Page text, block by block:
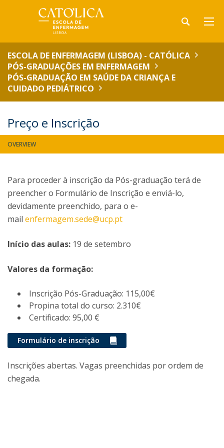
ESCOLA DE ENFERMAGEM (LISBOA) - CATÓLICA
PÓS-GRADUAÇÕES EM ENFERMAGEM
PÓS-GRADUAÇÃO EM SAÚDE DA CRIANÇA E
CUIDADO PEDIÁTRICO
Preço e Inscrição
OVERVIEW
Para proceder à inscrição da Pós-graduação terá de
preencher o Formulário de Inscrição e enviá-lo,
devidamente preenchido, para o e-
mail enfermagem.sede@ucp.pt
Início das aulas: 19 de setembro
Valores da formação:
Inscrição Pós-Graduação: 115,00€
Propina total do curso: 2.310€
Certificado: 95,00 €
Formulário de inscrição
Inscrições abertas. Vagas preenchidas por ordem de
chegada.